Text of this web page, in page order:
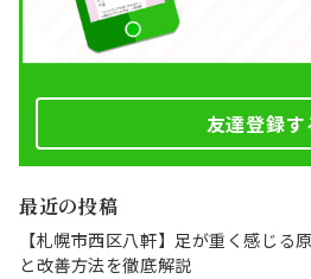
友達登録す
最近の投稿
【札幌市西区八軒】足が重く感じる
と改善方法を徹底解説